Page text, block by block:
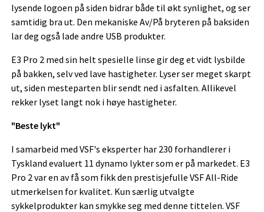
lysende logoen på siden bidrar både til økt synlighet, og ser
samtidig bra ut. Den mekaniske Av/På bryteren på baksiden
lar deg også lade andre USB produkter.
E3 Pro 2 med sin helt spesielle linse gir deg et vidt lysbilde
på bakken, selv ved lave hastigheter. Lyser ser meget skarpt
ut, siden mesteparten blir sendt ned i asfalten. Allikevel
rekker lyset langt nok i høye hastigheter.
"Beste lykt"
I samarbeid med VSF's eksperter har 230 forhandlerer i
Tyskland evaluert 11 dynamo lykter som er på markedet. E3
Pro 2 var en av få som fikk den prestisjefulle VSF All-Ride
utmerkelsen for kvalitet. Kun særlig utvalgte
sykkelprodukter kan smykke seg med denne tittelen. VSF